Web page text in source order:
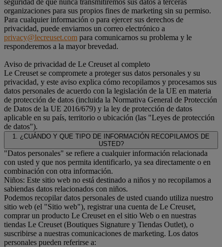
organizaciones para sus propios fines de marketing sin su permiso.
Para cualquier información o para ejercer sus derechos de
privacidad, puede enviarnos un correo electrónico a
privacy@lecreuset.com para comunicarnos su problema y le
responderemos a la mayor brevedad.
Aviso de privacidad de Le Creuset al completo
Le Creuset se compromete a proteger sus datos personales y su
privacidad, y este aviso explica cómo recopilamos y procesamos sus
datos personales de acuerdo con la legislación de la UE en materia
de protección de datos (incluida la Normativa General de Protección
de Datos de la UE 2016/679) y la ley de protección de datos
aplicable en su país, territorio o ubicación (las "Leyes de protección
de datos").
1. ¿CUÁNDO Y QUE TIPO DE INFORMACIÓN RECOPILAMOS DE
USTED?
"Datos personales" se refiere a cualquier información relacionada
con usted y que nos permita identificarlo, ya sea directamente o en
combinación con otra información.
Niños: Este sitio web no está destinado a niños y no recopilamos a
sabiendas datos relacionados con niños.
Podemos recopilar datos personales de usted cuando utiliza nuestro
sitio web (el "Sitio web"), registrar una cuenta de Le Creuset,
comprar un producto Le Creuset en el sitio Web o en nuestras
tiendas Le Creuset (Boutiques Signature y Tiendas Outlet), o
suscribirse a nuestras comunicaciones de marketing. Los datos
personales pueden referirse a: